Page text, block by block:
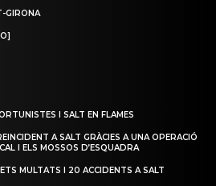
GIRONA
I SALT EN FLAMES
A SALT GRÀCIES A UNA OPERACIÓ
I ELS MOSSOS D’ESQUADRA
MULTATS I 20 ACCIDENTS A SALT